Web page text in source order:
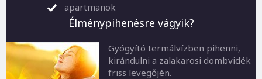
apartmanok
Élménypihenésre vágyik?
Gyógyító termálvízben pihenni,
kirándulni a zalakarosi dombvidék
friss levegőjén.